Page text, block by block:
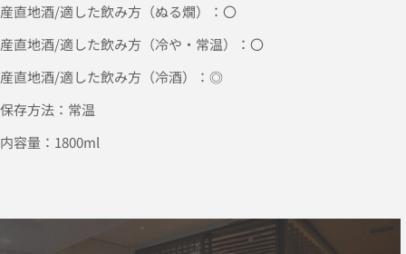
産直地酒/適した飲み方（ぬる燗）：〇
産直地酒/適した飲み方（冷や・常温）：〇
産直地酒/適した飲み方（冷酒）：◎
保存方法：常温
内容量：1800ml